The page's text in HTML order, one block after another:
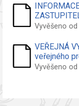
Vyvěšeno
VEŘEJNÁ
veřejného
Vyvěšeno